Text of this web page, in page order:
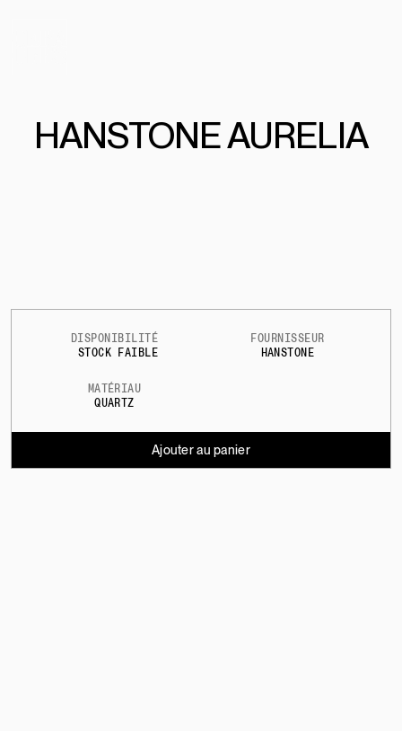
HANSTONE AURELIA
DISPONIBILITÉ
STOCK FAIBLE
FOURNISSEUR
HANSTONE
MATÉRIAU
QUARTZ
Ajouter au panier